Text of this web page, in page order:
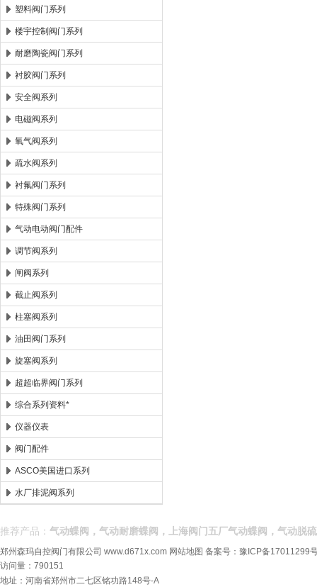
塑料阀门系列
楼宇控制阀门系列
耐磨陶瓷阀门系列
衬胶阀门系列
安全阀系列
电磁阀系列
氧气阀系列
疏水阀系列
衬氟阀门系列
特殊阀门系列
气动电动阀门配件
调节阀系列
闸阀系列
截止阀系列
柱塞阀系列
油田阀门系列
旋塞阀系列
超超临界阀门系列
综合系列资料*
仪器仪表
阀门配件
ASCO美国进口系列
水厂排泥阀系列
推荐产品： 气动蝶阀，气动耐磨蝶阀，上海阀门五厂气动蝶阀，气动脱
郑州森玛自控阀门有限公司 www.d671x.com 网站地图 备案号： 豫ICP备17011299
访问量：790151
地址：河南省郑州市二七区铭功路148号-A